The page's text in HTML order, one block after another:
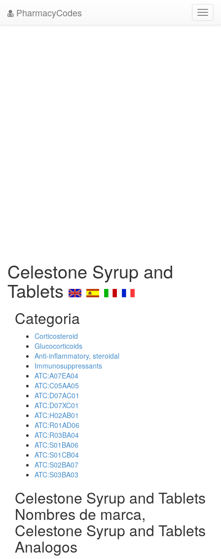
PharmacyCodes
Celestone Syrup and
Tablets
Categoria
Corticosteroid
Glucocorticoids
Anti-inflammatory, steroidal
Immunosuppressants
ATC:A07EA04
ATC:C05AA05
ATC:D07AC01
ATC:D07XC01
ATC:H02AB01
ATC:R01AD06
ATC:R03BA04
ATC:S01BA06
ATC:S01CB04
ATC:S02BA07
ATC:S03BA03
Celestone Syrup and Tablets
Nombres de marca,
Celestone Syrup and Tablets
Analogos